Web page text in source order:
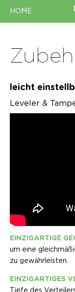
HOME
leicht
Leveler &
EINZIGARTIGE
um eine
zu gewährleisten.
EINZIGARTIGES